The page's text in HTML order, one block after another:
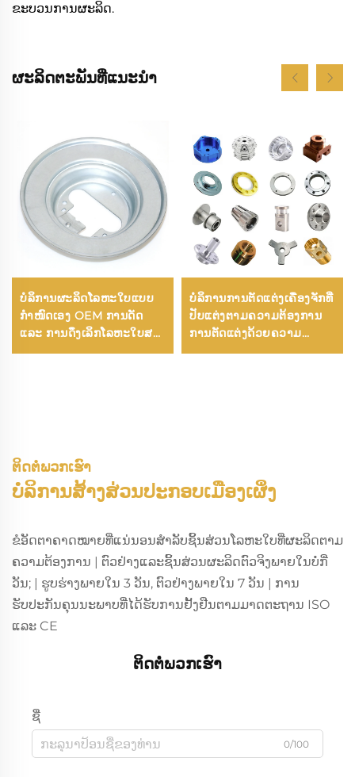
ຂະບວນການຜະລິດ.
ຜະລິດຕະພັນທີ່ແນະນຳ
ບໍລິການຜະລິດໂລຫະໃບແບບ
ກຳໜົດເອງ OEM ການດັດ
ແລະ ການດຶງເລິກໂລຫະໃບສະ
ແຕນເລດ ອາລູມິນຽມ ແທ່ນ
ບໍລິການການຕັດແຕ່ງເຄື່ອງຈັກທີ່
ປັບແຕ່ງຕາມຄວາມຕ້ອງການ
ການຕັດແຕ່ງດ້ວຍຄວາມ
ຖືກຕ້ອງສູງດ້ວຍ CNC ແລະ
ຕິດຕໍ່ພວກເຮົາ
ບໍລິການສ້າງສ່ວນປະກອບເມືອງເຜິ່ງ
ຂໍອັດຕາຄາດໝາຍທີ່ແນ່ນອນສຳລັບຊິ້ນສ່ວນໂລຫະໃບທີ່ຜະລິດຕາມ
ຄວາມຕ້ອງການ | ຕົວຢ່າງແລະຊິ້ນສ່ວນຜະລິດຕົວຈິງພາຍໃນບໍ່ກີ່
ວັນ; | ຮູບຮ່າງພາຍໃນ 3 ວັນ, ຕົວຢ່າງພາຍໃນ 7 ວັນ | ການ
ຮັບປະກັນຄຸນນະພາບທີ່ໄດ້ຮັບການຢັ້ງຢືນຕາມມາດຕະຖານ ISO
ແລະ CE
ຕິດຕໍ່ພວກເຮົາ
ຊື່
0/100